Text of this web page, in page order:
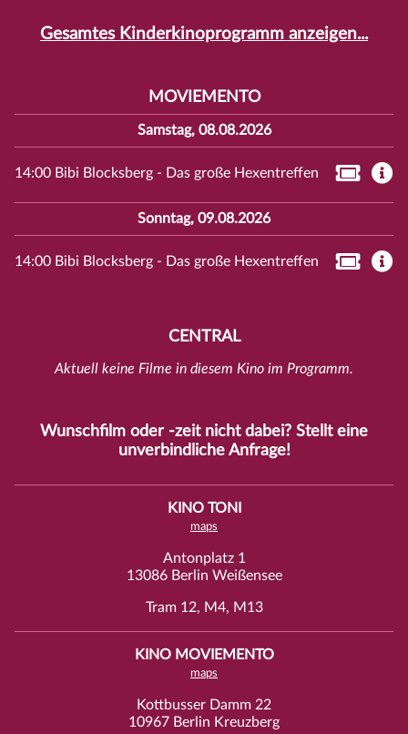
Gesamtes Kinderkinoprogramm anzeigen...
MOVIEMENTO
Samstag, 08.08.2026
14:00 Bibi Blocksberg - Das große Hexentreffen
Sonntag, 09.08.2026
14:00 Bibi Blocksberg - Das große Hexentreffen
CENTRAL
Aktuell keine Filme in diesem Kino im Programm.
Wunschfilm oder -zeit nicht dabei? Stellt eine
unverbindliche Anfrage!
KINO TONI
maps
Antonplatz 1
13086 Berlin Weißensee
Tram 12, M4, M13
KINO MOVIEMENTO
maps
Kottbusser Damm 22
10967 Berlin Kreuzberg